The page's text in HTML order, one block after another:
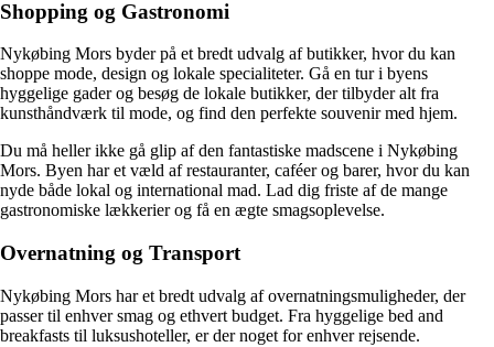
Shopping og Gastronomi
Nykøbing Mors byder på et bredt udvalg af butikker, hvor du kan
shoppe mode, design og lokale specialiteter. Gå en tur i byens
hyggelige gader og besøg de lokale butikker, der tilbyder alt fra
kunsthåndværk til mode, og find den perfekte souvenir med hjem.
Du må heller ikke gå glip af den fantastiske madscene i Nykøbing
Mors. Byen har et væld af restauranter, caféer og barer, hvor du kan
nyde både lokal og international mad. Lad dig friste af de mange
gastronomiske lækkerier og få en ægte smagsoplevelse.
Overnatning og Transport
Nykøbing Mors har et bredt udvalg af overnatningsmuligheder, der
passer til enhver smag og ethvert budget. Fra hyggelige bed and
breakfasts til luksushoteller, er der noget for enhver rejsende.